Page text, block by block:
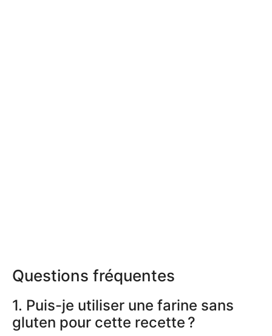
Questions fréquentes
1. Puis-je utiliser une farine sans
gluten pour cette recette ?